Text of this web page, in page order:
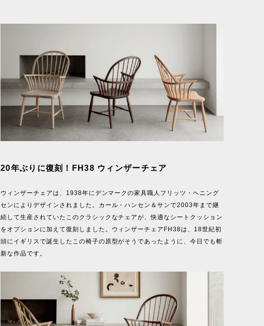
20年ぶりに復刻！FH38 ウィンザーチェア
ウィンザーチェアは、1938年にデンマークの家具職人フリッツ・ヘニング
センによりデザインされました。カール・ハンセン＆サンで2003年まで継
続して生産されていたこのクラシックなチェアが、快適なシートクッション
をオプションに加えて復刻しました。ウィンザーチェアFH38は、18世紀初
頭にイギリスで誕生したこの椅子の原型がそうであったように、今日でも斬
新な作品です。